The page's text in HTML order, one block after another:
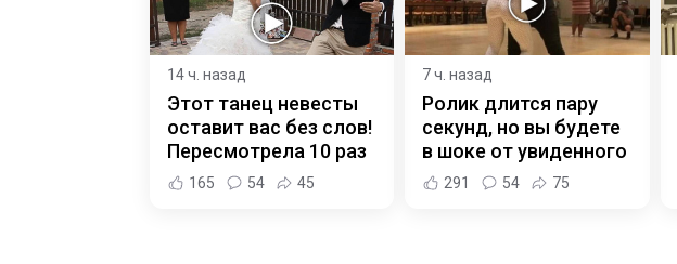
14 ч. назад
Этот танец невесты
оставит вас без слов!
Пересмотрела 10 раз
165 54 45
7 ч. назад
Ролик длится пару
секунд, но вы будете
в шоке от увиденного
291 54 75